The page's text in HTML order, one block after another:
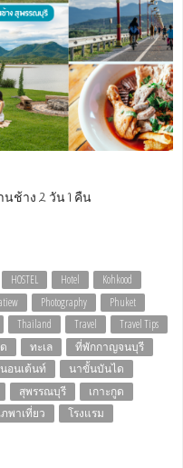
ช้าง 2 วัน 1 คืน
HOSTEL Hotel
Kohkood
Photography
Phuket
Thailand Travel
Travel Tips
ทะเล
ที่พักกาญจนบุรี
นอนเต้นท์
นาขั้นบันได
สุพรรณบุรี
เกาะกูด
ภพาเที่ยว
โรงแรม